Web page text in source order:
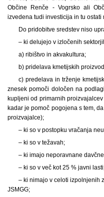
Občine Renče - Vogrsko ali
izvedena tudi investicija in tu
Do pridobitve sredstev niso
– ki delujejo v izločenih
a) ribištvo in akvakultura;
b) pridelava kmetijskih
c) predelava in trženje
znesek pomoči določen na
kupljeni od primarnih
kadar je pomoč pogojena s tem,
proizvajalce);
– ki so v postopku vračanja
– ki so v težavah;
– ki imajo neporavnane
– ki so v več kot 25 % javni
– ki nimajo v celoti izpolnjenih
JSMGG;